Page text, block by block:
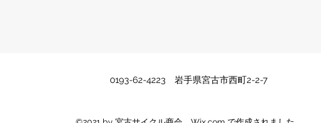
0193-62-4223 岩手県宮古市西町2-2-7